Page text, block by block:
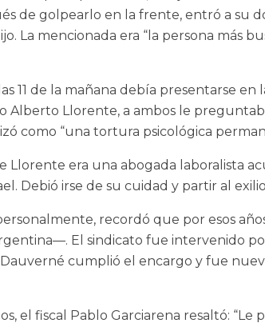
de golpearlo en la frente, entró a su
La mencionada era “la persona más
11 de la mañana debía presentarse
Alberto Llorente, a ambos le
como “una tortura psicológica
era una abogada laboralista
Debió irse de su cuidad y partir al
recordó que por esos
El sindicato fue intervenido
cumplió el encargo y fue
el fiscal Pablo Garciarena resaltó: